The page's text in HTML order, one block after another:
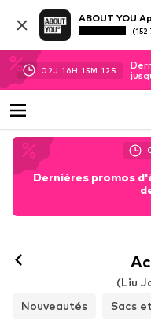
ABOUT YOU
02J 16H 15M 10 S
Dernières promos
(Liu
Nouveautés
Sacs